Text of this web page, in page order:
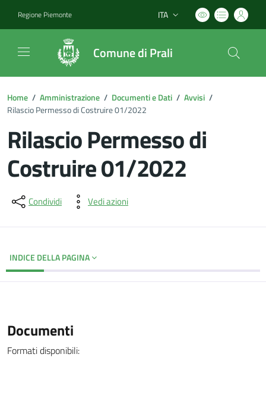
Regione Piemonte Lingua attiva:
ITA
Comune di Prali
Home / Amministrazione / Documenti e Dati / Avvisi /
Rilascio Permesso di Costruire 01/2022
Rilascio Permesso di
Costruire 01/2022
Dettagli del documento
Condividi Vedi azioni
INDICE DELLA PAGINA
Documenti
Formati disponibili: